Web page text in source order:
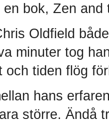
en bok, Zen
Oldfield
minuter tog
och tiden flög
hans
större. Ändå